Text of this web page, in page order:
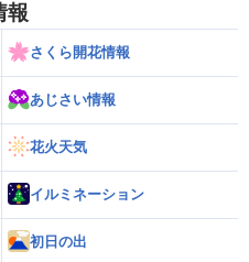
報
さくら開花情報
あじさい情報
花火天気
イルミネーション
初日の出